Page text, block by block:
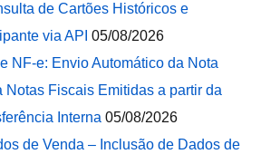
de Cartões Históricos e
via API 05/08/2026
NF-e: Envio Automático da Nota
Notas Fiscais Emitidas a partir da
Interna 05/08/2026
de Venda – Inclusão de Dados de